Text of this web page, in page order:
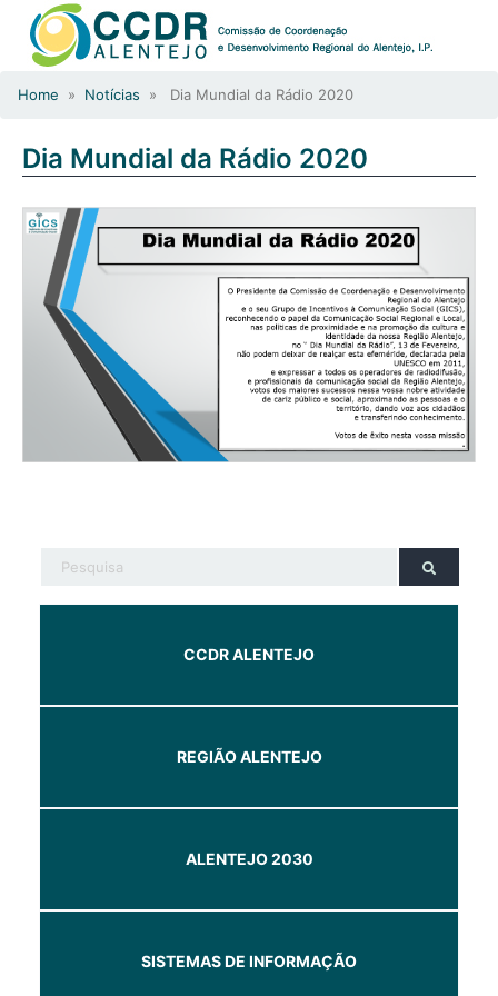
Home » Notícias » Dia Mundial da Rádio 2020
Dia Mundial da Rádio 2020
CCDR ALENTEJO
REGIÃO ALENTEJO
ALENTEJO 2030
SISTEMAS DE INFORMAÇÃO